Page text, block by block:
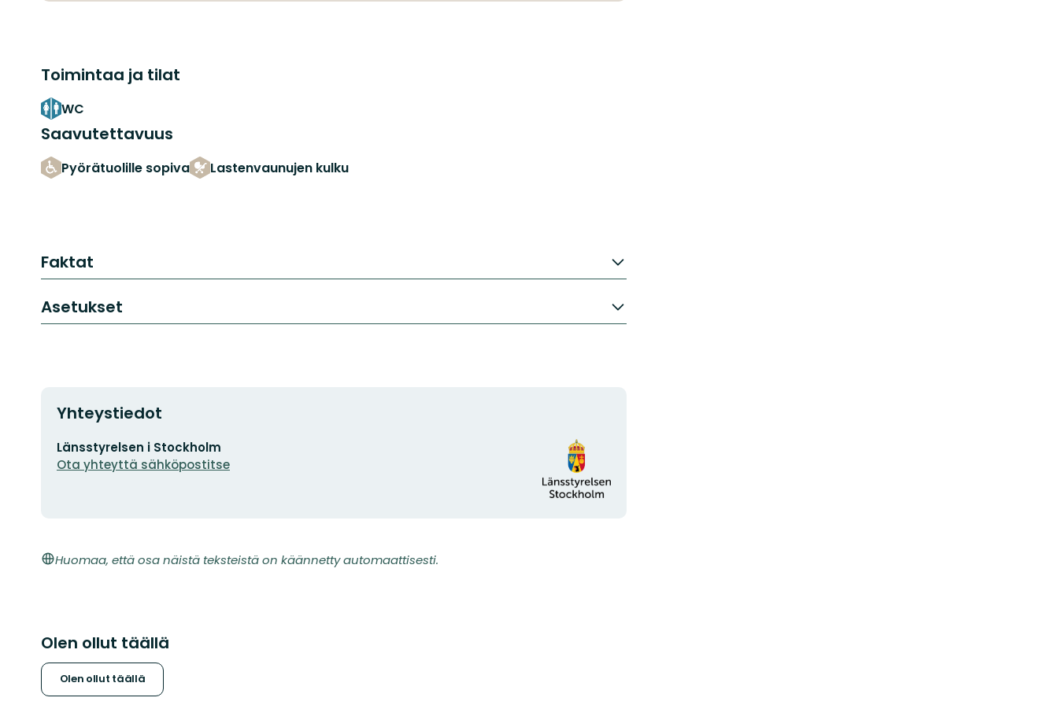
Toimintaa ja tilat
WC
Saavutettavuus
Pyörätuolille sopiva Lastenvaunujen kulku
Faktat
Asetukset
Yhteystiedot
Sähköpostiosoite
Länsstyrelsen i Stockholm
Ota yhteyttä sähköpostitse
Organisaation
logotyyppi
Huomaa, että osa näistä teksteistä on käännetty automaattisesti.
Olen ollut täällä
Olen ollut täällä